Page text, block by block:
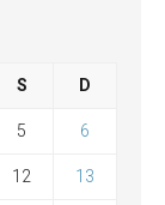
S D
5 6
12 13